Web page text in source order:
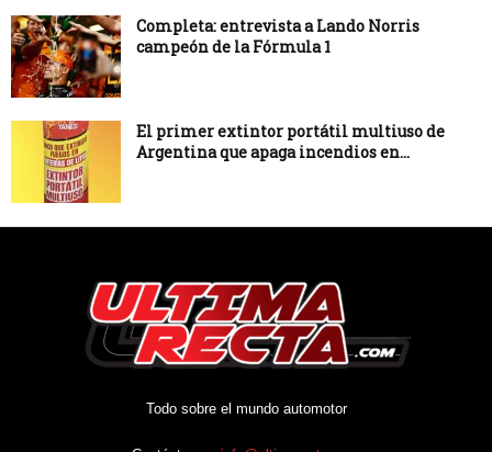
Completa: entrevista a Lando Norris
campeón de la Fórmula 1
El primer extintor portátil multiuso de
Argentina que apaga incendios en...
Todo sobre el mundo automotor